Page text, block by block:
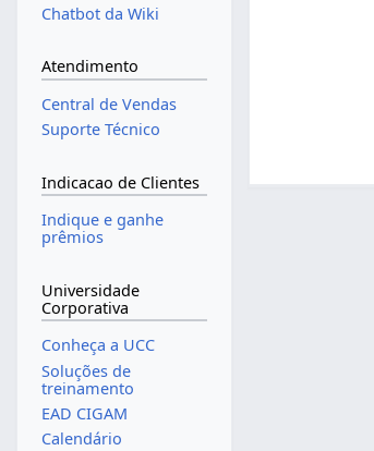
Chatbot da Wiki
Atendimento
Central de Vendas
Suporte Técnico
Indicacao de Clientes
Indique e ganhe
prêmios
Universidade
Corporativa
Conheça a UCC
Soluções de
treinamento
EAD CIGAM
Calendário